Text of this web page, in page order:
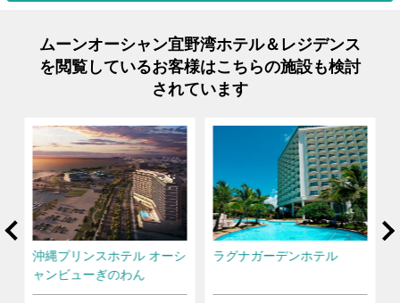
ムーンオーシャン宜野湾ホテル＆レジデンス
を閲覧しているお客様はこちらの施設も検討
されています
沖縄プリンスホテル オーシ
ャンビューぎのわん
ラグナガーデンホテル